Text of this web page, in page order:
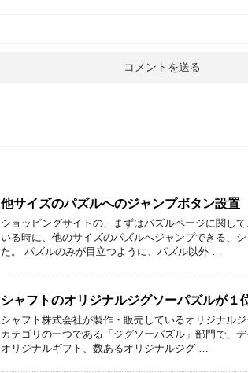
他サイズのパズルへのジャンプボタン設置
ショッピングサイトの、まずはパズルページに関し
いる時に、他のサイズのパズルへジャンプできる、
た。 パズルのみが目立つように、パズル以外 …
シャフトのオリジナルジグソーパズルが１
シャフト株式会社が製作・販売しているオリジナル
カテゴリの一つである「ジグソーパズル」部門で、
オリジナルギフト、数あるオリジナルジグ …